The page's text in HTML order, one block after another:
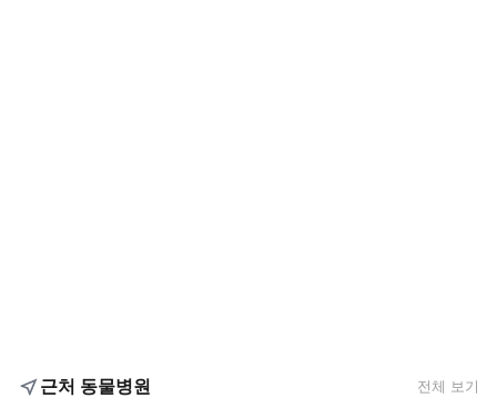
근처 동물병원 전체 보기